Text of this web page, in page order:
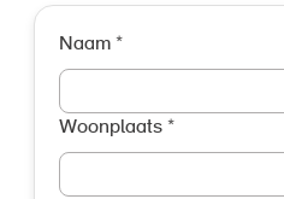
Naam *
Woonplaats *